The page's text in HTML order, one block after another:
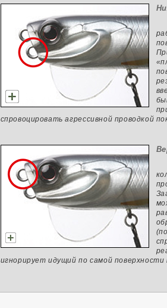
спровоцировать агрессивной проводкой
игнорирует идущий по самой поверхности